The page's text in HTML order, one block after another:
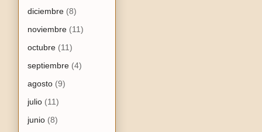
diciembre (8)
noviembre (11)
octubre (11)
septiembre (4)
agosto (9)
julio (11)
junio (8)